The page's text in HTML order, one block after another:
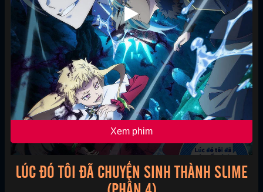
Xem phim
LÚC ĐÓ TÔI ĐÃ CHUYỂN SINH THÀNH SLIME